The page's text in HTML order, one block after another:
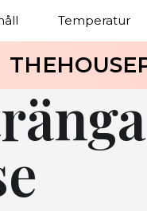
Temperatur